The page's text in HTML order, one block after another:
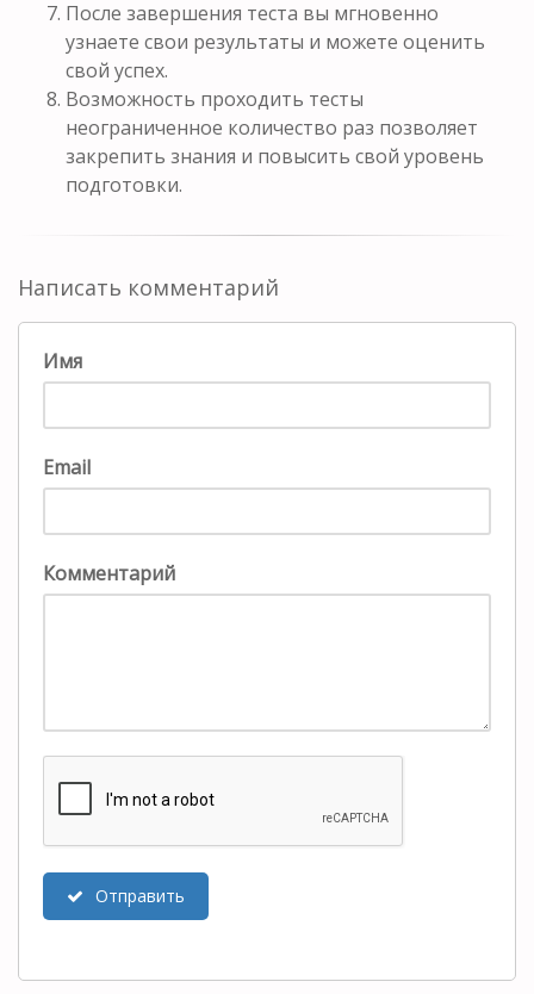
После завершения теста вы мгновенно
узнаете свои результаты и можете оценить
свой успех.
Возможность проходить тесты
неограниченное количество раз позволяет
закрепить знания и повысить свой уровень
подготовки.
Написать комментарий
Имя
Email
Комментарий
Отправить